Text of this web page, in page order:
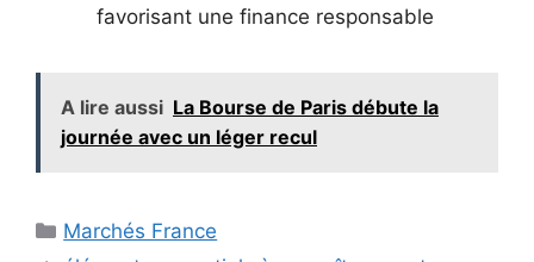
favorisant une finance responsable
A lire aussi La Bourse de Paris débute la
journée avec un léger recul
Catégories
Marchés France